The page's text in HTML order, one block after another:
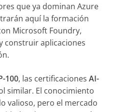
que ya dominan Azure
aquí la formación
Microsoft Foundry,
construir aplicaciones
100, las certificaciones AI-
similar. El conocimiento
valioso, pero el mercado